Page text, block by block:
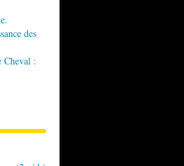
des
Cheval :